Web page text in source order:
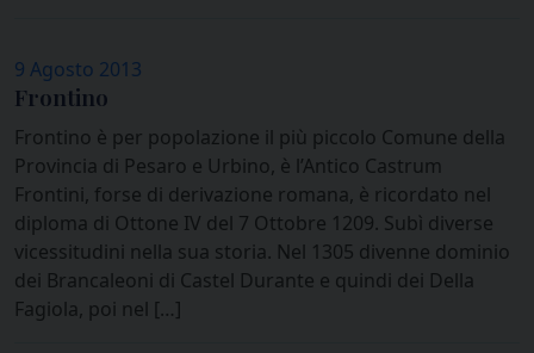
9 Agosto 2013
Frontino
Frontino è per popolazione il più piccolo Comune della
Provincia di Pesaro e Urbino, è l’Antico Castrum
Frontini, forse di derivazione romana, è ricordato nel
diploma di Ottone IV del 7 Ottobre 1209. Subì diverse
vicessitudini nella sua storia. Nel 1305 divenne dominio
dei Brancaleoni di Castel Durante e quindi dei Della
Fagiola, poi nel […]